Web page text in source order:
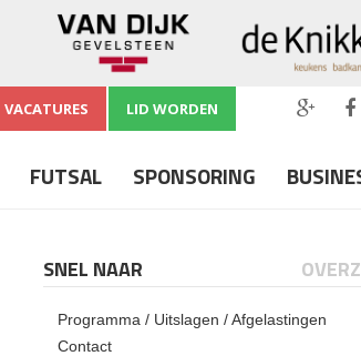
VACATURES LID WORDEN
FUTSAL SPONSORING
SNEL NAAR
Programma / Uitslagen / Afgelastingen
Contact